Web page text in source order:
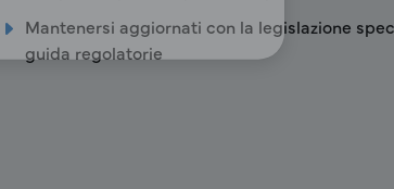
Mantenersi aggiornati con la legislazione
guida regolatorie